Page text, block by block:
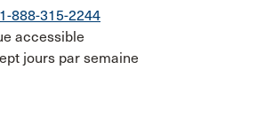
1-888-315-2244
accessible
jours par semaine